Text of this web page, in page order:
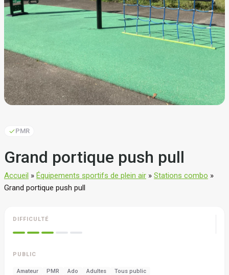
PMR
Grand portique push pull
Accueil » Équipements sportifs de plein air » Stations combo »
Grand portique push pull
DIFFICULTÉ
PUBLIC
Amateur PMR Ado Adultes Tous public